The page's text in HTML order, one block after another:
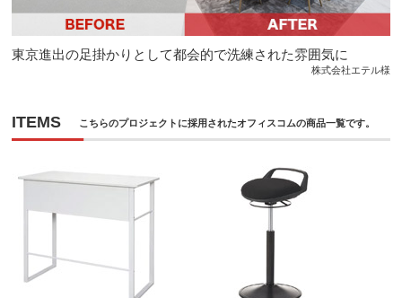
東京進出の足掛かりとして都会的で洗練された雰囲気に
株式会社エテル様
ITEMS こちらのプロジェクトに採用されたオフィスコムの商品一覧です。